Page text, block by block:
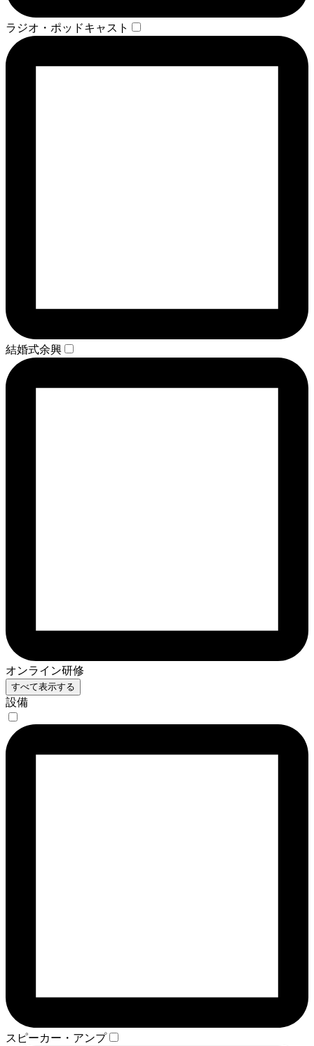
ラジオ・ポッドキャスト
結婚式余興
オンライン研修
すべて表示する
設備
スピーカー・アンプ